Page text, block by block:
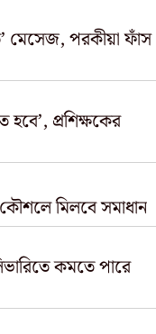
মেসেজ, পরকীয়া ফাঁস
প্রশিক্ষকের
কৌশলে মিলবে সমাধান
কমতে পারে